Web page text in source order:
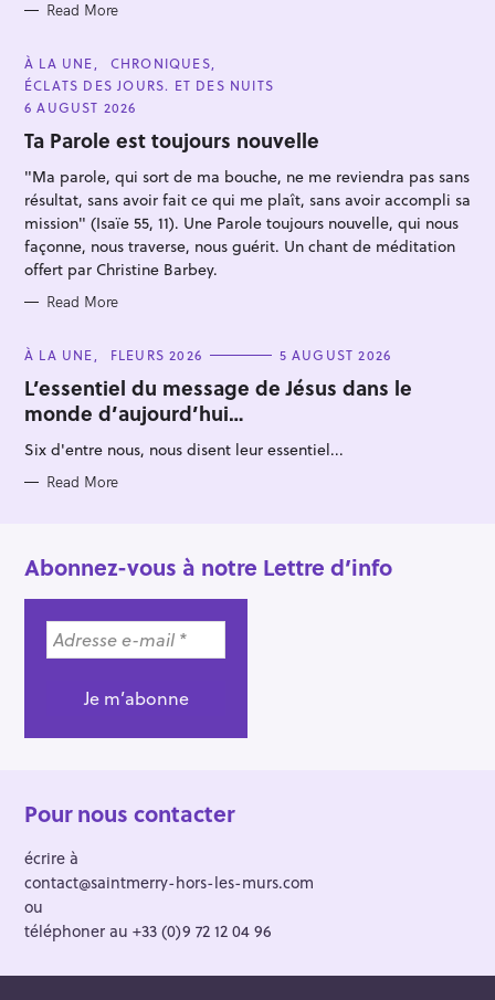
Read More
C
A
T
E
G
O
R
E
À LA UNE
CHRONIQUES
ÉCLATS DES JOURS. ET DES NUITS
6 AUGUST 2026
Ta Parole est toujours nouvelle
"Ma parole, qui sort de ma bouche, ne me reviendra pas sans
résultat, sans avoir fait ce qui me plaît, sans avoir accompli sa
mission" (Isaïe 55, 11). Une Parole toujours nouvelle, qui nous
façonne, nous traverse, nous guérit. Un chant de méditation
offert par Christine Barbey.
Read More
C
T
E
G
O
R
I
S
À LA UNE FLEURS 2026 5 AUGUST 2026
L’essentiel du message de Jésus dans le
monde d’aujourd’hui…
Six d'entre nous, nous disent leur essentiel...
Read More
Abonnez-vous à notre Lettre d’info
Pour nous contacter
écrire à
contact@saintmerry-hors-les-murs.com
ou
téléphoner au +33 (0)9 72 12 04 96
S
e
r
c
h
f
o
: